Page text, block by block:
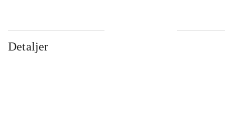
Detaljer